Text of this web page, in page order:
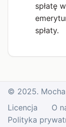
spłatę
spłaty.
© 2025. Mocha
Licencja
O
Polityka